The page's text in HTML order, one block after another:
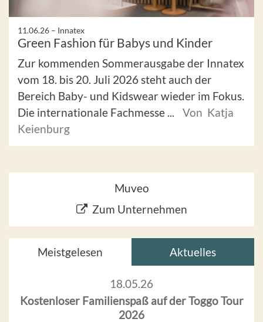
11.06.26 – Innatex
Green Fashion für Babys und Kinder
Zur kommenden Sommerausgabe der Innatex
vom 18. bis 20. Juli 2026 steht auch der
Bereich Baby- und Kidswear wieder im Fokus.
Die internationale Fachmesse ...
Von Katja
Keienburg
Muveo
Zum Unternehmen
Meistgelesen Aktuelles
18.05.26
Kostenloser Familienspaß auf der Toggo Tour
2026